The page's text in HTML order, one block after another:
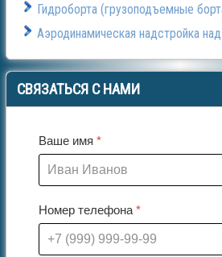
Гидроборта (грузоподъемные
Аэродинамическая надстройка
СВЯЗАТЬСЯ С НАМИ
Ваше имя *
Номер телефона *